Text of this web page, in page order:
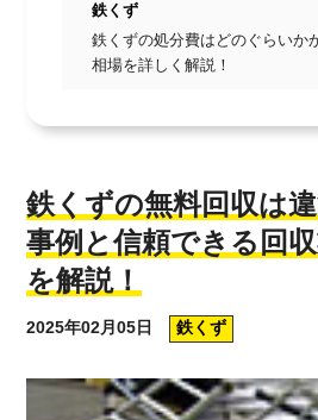
鉄くず
鉄くずの処分費はどのぐらいか
相場を詳しく解説！
鉄くずの無料回収は
事例と信頼できる回
を解説！
2025年02月05日 鉄くず